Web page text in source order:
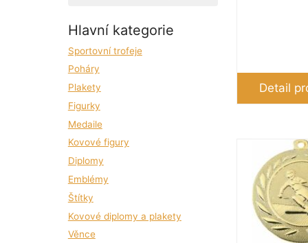
Detail
produkt
má
více
variant.
Možnosti
Hokej (6)
Jezdectví
Rozhodčí
Šipky
Stolní tenis
Univerzální
Volejbal
Zvířátka
Hlavní kategorie
Sportovní trofeje
Poháry
Plakety
Figurky
Medaile
Kovové figury
Diplomy
Emblémy
Štítky
Kovové diplomy a plakety
Věnce